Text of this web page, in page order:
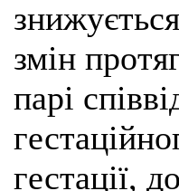
змін
парі
гестації,